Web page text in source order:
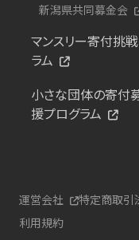
新潟県共同募金会
マンスリー寄付挑
ラム
小さな団体の寄付
援プログラム
運営会社 特定商取引
利用規約